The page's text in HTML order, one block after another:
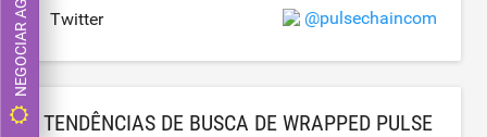
Twitter @pulsechaincom
TENDÊNCIAS DE BUSCA DE WRAPPED PULSE
NEGOCIAR AGORA